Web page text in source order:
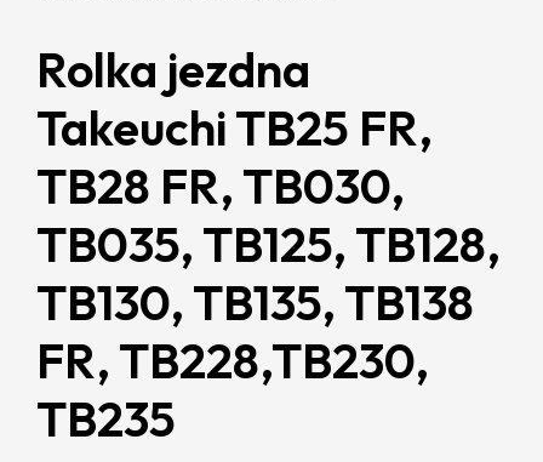
Rolka jezdna
Takeuchi TB25 FR,
TB28 FR, TB030,
TB035, TB125, TB128,
TB130, TB135, TB138
FR, TB228,TB230,
TB235